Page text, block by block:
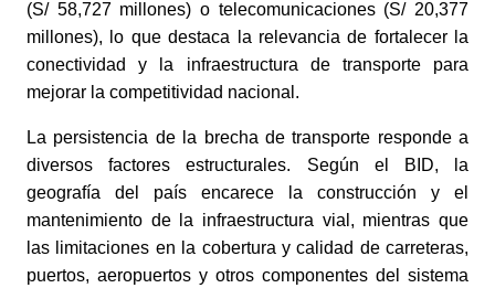
(S/ 58,727 millones) o telecomunicaciones (S/ 20,377
millones), lo que destaca la relevancia de fortalecer la
conectividad y la infraestructura de transporte para
mejorar la competitividad nacional.
La persistencia de la brecha de transporte responde a
diversos factores estructurales. Según el BID, la
geografía del país encarece la construcción y el
mantenimiento de la infraestructura vial, mientras que
las limitaciones en la cobertura y calidad de carreteras,
puertos, aeropuertos y otros componentes del sistema